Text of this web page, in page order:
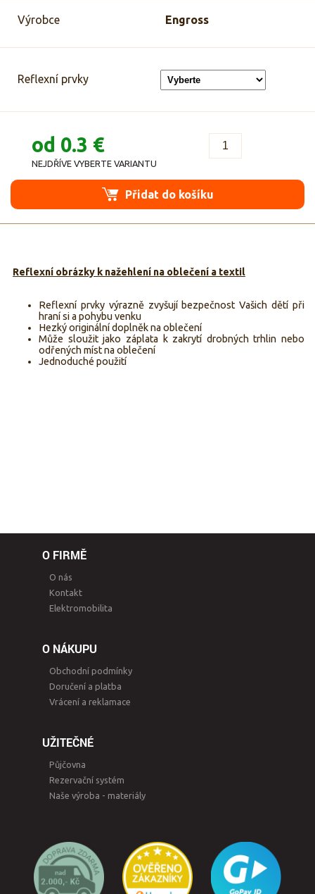
Výrobce Engross
Reflexní prvky
od 0.3 €
NEJDŘÍVE VYBERTE VARIANTU
Přidat do košíku
Reflexní obrázky k nažehlení na oblečení a textil
Reflexní prvky výrazně zvyšují bezpečnost Vašich dětí při
hraní si a pohybu venku
Hezký originální doplněk na oblečení
Může sloužit jako záplata k zakrytí drobných trhlin nebo
odřených míst na oblečení
Jednoduché použití
O FIRMĚ
O nás
Kontakt
Elektromobilita
O NÁKUPU
Obchodní podmínky
Doručení a platba
Vrácení a reklamace
UŽITEČNÉ
Půjčovna
Rezervační systém
Naše výroba - materiály